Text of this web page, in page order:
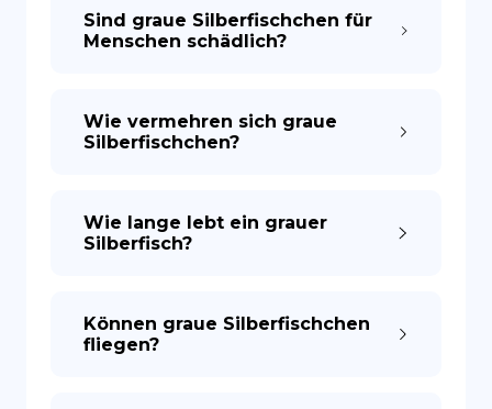
Sind graue Silberfischchen für
Menschen schädlich?
Wie vermehren sich graue
Silberfischchen?
Wie lange lebt ein grauer
Silberfisch?
Können graue Silberfischchen
fliegen?